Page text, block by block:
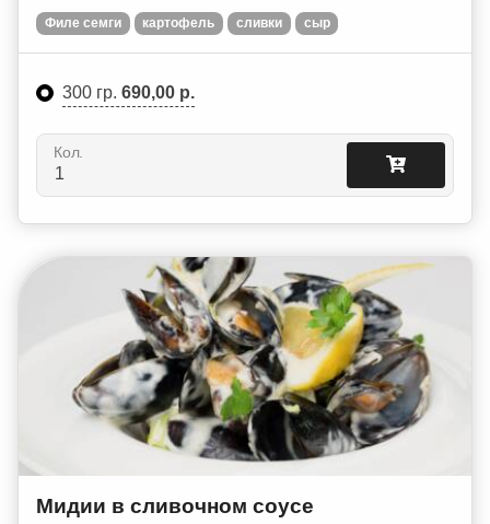
Филе семги картофель сливки сыр
300 гр. 690,00 р.
Кол.
Мидии в сливочном соусе